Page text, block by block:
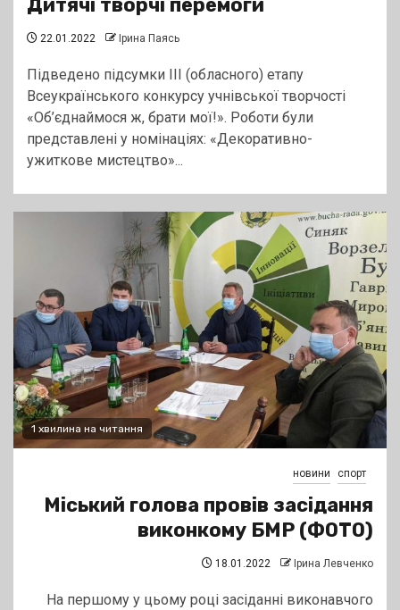
Дитячі творчі перемоги
22.01.2022 Ірина Паясь
Підведено підсумки ІІІ (обласного) етапу
Всеукраїнського конкурсу учнівської творчості
«Об’єднаймося ж, брати мої!». Роботи були
представлені у номінаціях: «Декоративно-
ужиткове мистецтво»...
1 хвилина на читання
новини спорт
Міський голова провів засідання
виконкому БМР (ФОТО)
18.01.2022 Ірина Левченко
На першому у цьому році засіданні виконавчого